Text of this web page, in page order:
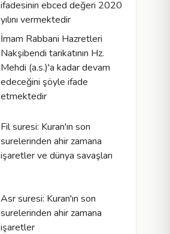
ifadesinin ebced değeri 2020
yılını vermektedir
İmam Rabbani Hazretleri
Nakşibendi tarikatının Hz.
Mehdi (a.s.)'a kadar devam
edeceğini şöyle ifade
etmektedir
Fil suresi: Kuran'ın son
surelerinden ahir zamana
işaretler ve dünya savaşları
Asr suresi: Kuran'ın son
surelerinden ahir zamana
işaretler